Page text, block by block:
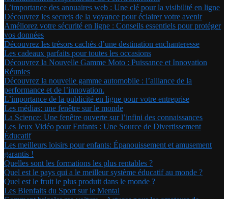
L’importance des annuaires web : Une clé pour la visibilité en ligne
Découvrez les secrets de la voyance pour éclairer votre avenir
Améliorez votre sécurité en ligne : Conseils essentiels pour protéger
vos données
Découvrez les trésors cachés d’une destination enchanteresse
Les cadeaux parfaits pour toutes les occasions
Découvrez la Nouvelle Gamme Moto : Puissance et Innovation
Réunies
Découvrez la nouvelle gamme automobile : l’alliance de la
performance et de l’innovation.
L’importance de la publicité en ligne pour votre entreprise
Les médias: une fenêtre sur le monde
La Science: Une fenêtre ouverte sur l’infini des connaissances
Les Jeux Vidéo pour Enfants : Une Source de Divertissement
Éducatif
Les meilleurs loisirs pour enfants: Épanouissement et amusement
garantis !
Quelles sont les formations les plus rentables ?
Quel est le pays qui a le meilleur système éducatif au monde ?
Quel est le fruit le plus produit dans le monde ?
Les Bienfaits du Sport sur le Mental